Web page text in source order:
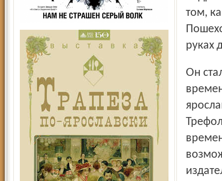
том,
руках
Он стал библиографической редкостью уже в пушкин-ские